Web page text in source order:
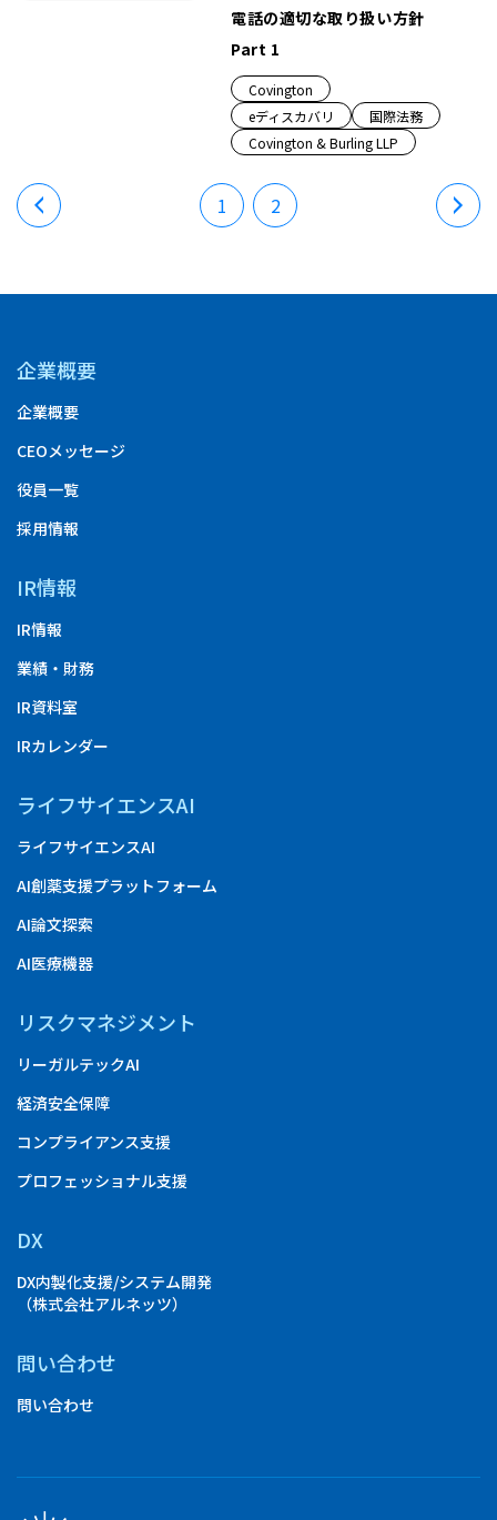
電話の適切な取り扱い方針
Part 1
Covington
eディスカバリ
国際法務
Covington & Burling LLP
1 2
企業概要
企業概要
CEOメッセージ
役員一覧
採用情報
IR情報
IR情報
業績・財務
IR資料室
IRカレンダー
ライフサイエンスAI
ライフサイエンスAI
AI創薬支援プラットフォーム
AI論文探索
AI医療機器
リスクマネジメント
リーガルテックAI
経済安全保障
コンプライアンス支援
プロフェッショナル支援
DX
DX内製化支援/システム開発
（株式会社アルネッツ）
問い合わせ
問い合わせ